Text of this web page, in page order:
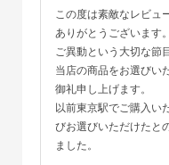
この度は素敵なレビュ
ありがとうございます。
ご異動という大切な節
当店の商品をお選びい
御礼申し上げます。
以前東京駅でご購入い
びお選びいただけたと
ました。